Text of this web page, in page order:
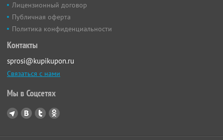
Лицензионный договор
Публичная оферта
Политика конфиденциальности
Контакты
sprosi@kupikupon.ru
Связаться с нами
Мы в Соцсетях